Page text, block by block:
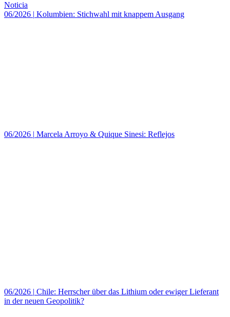
Noticia
06/2026 | Kolumbien: Stichwahl mit knappem Ausgang
06/2026 | Marcela Arroyo & Quique Sinesi: Reflejos
06/2026 | Chile: Herrscher über das Lithium oder ewiger Lieferant
in der neuen Geopolitik?